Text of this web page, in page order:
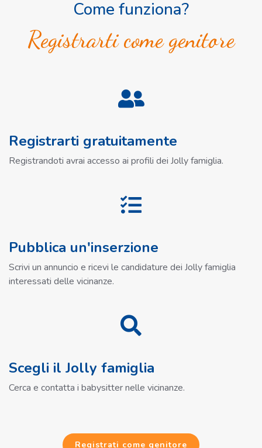
Come funziona?
Registrarti come genitore
Registrarti gratuitamente
Registrandoti avrai accesso ai profili dei Jolly famiglia.
Pubblica un'inserzione
Scrivi un annuncio e ricevi le candidature dei Jolly famiglia
interessati delle vicinanze.
Scegli il Jolly famiglia
Cerca e contatta i babysitter nelle vicinanze.
Registrati come genitore